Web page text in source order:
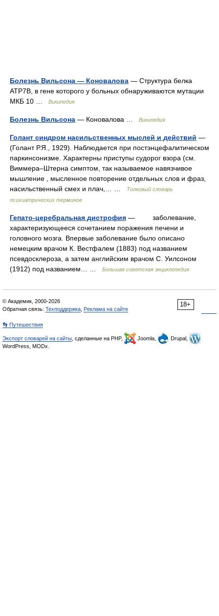
Болезнь Вильсона — Коновалова — Структура белка
ATP7B, в гене которого у больных обнаруживаются мутации
МКБ 10 …
Википедия
Болезнь Вильсона — Коновалова … Википедия
Голант синдром насильственных мыслей и действий —
(Голант Р.Я., 1929). Наблюдается при постэнцефалитическом
паркинсонизме. Характерны приступы судорог взора (см.
Виммера–Штерна симптом, так называемое навязчивое
мышление , мысленное повторение отдельных слов и фраз,
насильственный смех и плач,… …
Толковый словарь
психиатрических терминов
Гепато-церебральная дистрофия — заболевание,
характеризующееся сочетанием поражения печени и
головного мозга. Впервые заболевание было описано
немецким врачом К. Вестфалем (1883) под названием
псевдосклероза, а затем английским врачом С. Уилсоном
(1912) под названием… …
Большая советская энциклопедия
18+
© Академик, 2000-2026
Обратная связь: Техподдержка Реклама на сайте
👣 Путешествия
Экспорт словарей на сайты , сделанные на PHP, Joomla,
Drupal,
WordPress, MODx.